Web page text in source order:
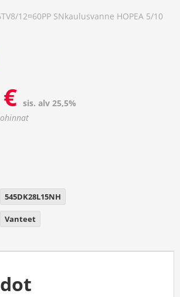
12¤60PP SNkaulusvanne HOPEA 5/10
€ sis. alv 25,5%
545DK28L15NH
Vanteet